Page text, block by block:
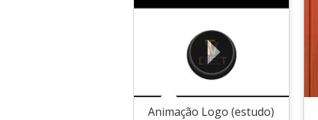
Animação Logo (estudo)